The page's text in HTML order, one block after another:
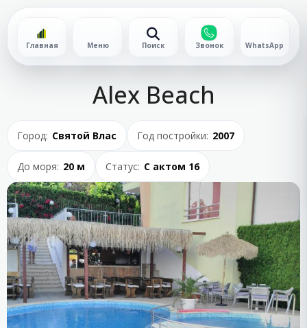
Главная Меню Поиск Звонок WhatsApp
Alex Beach
Город: Святой Влас Год постройки: 2007
До моря: 20 м Статус: С актом 16